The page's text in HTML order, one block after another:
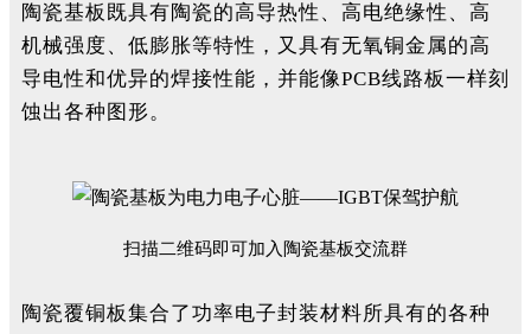
陶瓷基板既具有陶瓷的高导热性、高电绝缘性、高
机械强度、低膨胀等特性，又具有无氧铜金属的高
导电性和优异的焊接性能，并能像PCB线路板一样刻
蚀出各种图形。
扫描二维码即可加入陶瓷基板交流群
陶瓷覆铜板集合了功率电子封装材料所具有的各种